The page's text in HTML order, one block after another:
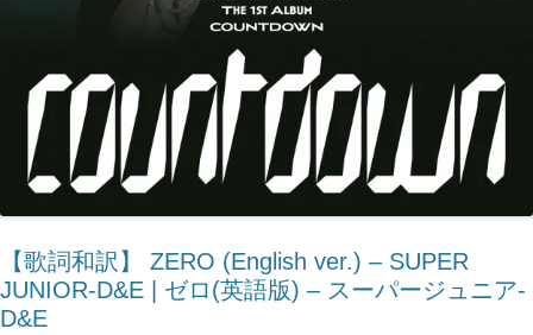
【歌詞和訳】 ZERO (English ver.) – SUPER
JUNIOR-D&E | ゼロ(英語版) – スーパージュニア-
D&E